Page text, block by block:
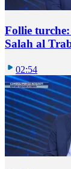
Follie
Salah al
02:54